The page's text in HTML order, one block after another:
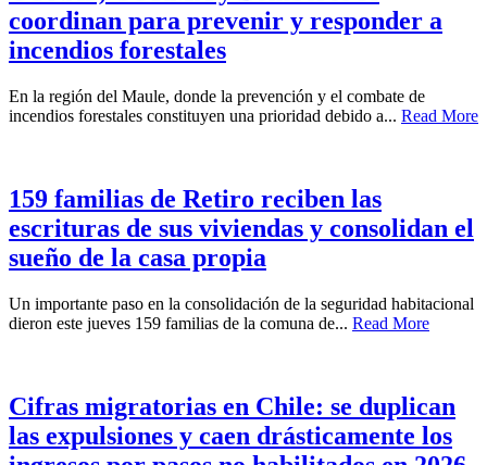
coordinan para prevenir y responder a
incendios forestales
En la región del Maule, donde la prevención y el combate de
incendios forestales constituyen una prioridad debido a... Read More
159 familias de Retiro reciben las
escrituras de sus viviendas y consolidan el
sueño de la casa propia
Un importante paso en la consolidación de la seguridad habitacional
dieron este jueves 159 familias de la comuna de... Read More
Cifras migratorias en Chile: se duplican
las expulsiones y caen drásticamente los